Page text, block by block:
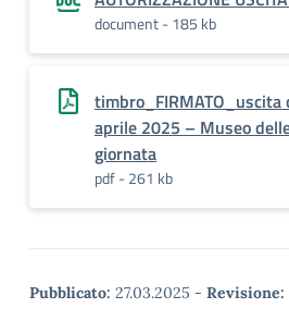
document - 185 kb
aprile 2025 – Museo
giornata
pdf - 261 kb
Pubblicato: 27.03.2025 - Revisione: